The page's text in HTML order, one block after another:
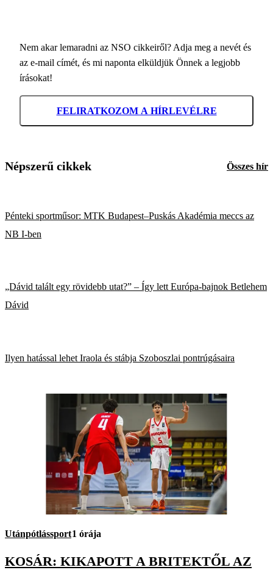
Nem akar lemaradni az NSO cikkeiről? Adja meg a nevét és
az e-mail címét, és mi naponta elküldjük Önnek a legjobb
írásokat!
FELIRATKOZOM A HÍRLEVÉLRE
Népszerű cikkek Összes hír
Pénteki sportműsor: MTK Budapest–Puskás Akadémia meccs az
NB I-ben
„Dávid talált egy rövidebb utat?” – Így lett Európa-bajnok Betlehem
Dávid
Ilyen hatással lehet Iraola és stábja Szoboszlai pontrúgásaira
Utánpótlássport1 órája
KOSÁR: KIKAPOTT A BRITEKTŐL AZ